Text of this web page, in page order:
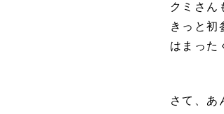
クミさん
きっと初
はまった
さて、あ